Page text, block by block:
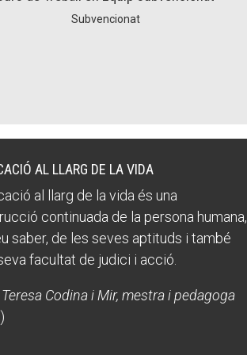
Subvencionat
AL LLARG DE LA VIDA
al llarg de la vida és una
continuada de la persona humana,
saber, de les seves aptituds i també
facultat de judici i acció.
Codina i Mir, mestra i pedagoga
Fes un donatiu
Treballa amb nosaltres
Fes un donatiu
Treballa amb nosaltres